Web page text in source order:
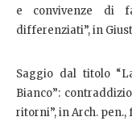
e convivenze di
differenziati”, in Giust.
Saggio dal titolo
Bianco”:
ritorni”, in Arch. pen.,